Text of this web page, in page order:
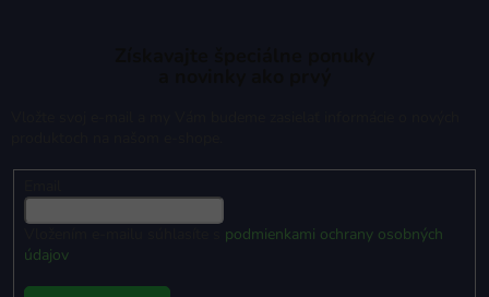
podmienkami ochrany osobných
údajov